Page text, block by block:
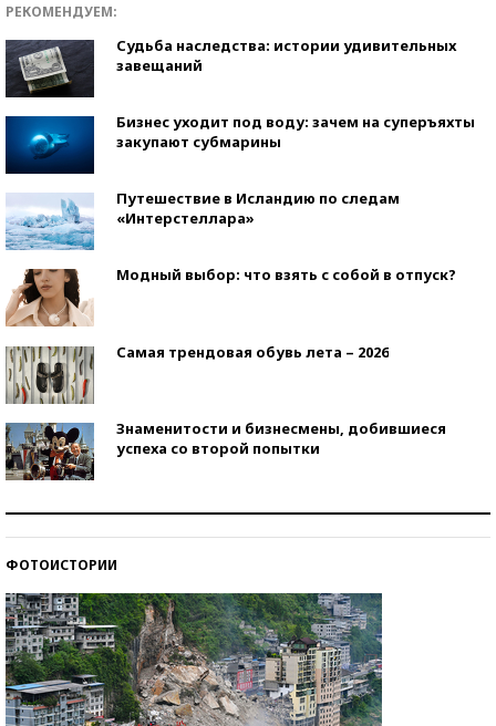
РЕКОМЕНДУЕМ:
Судьба наследства: истории удивительных
завещаний
Бизнес уходит под воду: зачем на суперъяхты
закупают субмарины
Путешествие в Исландию по следам
«Интерстеллара»
Модный выбор: что взять с собой в отпуск?
Самая трендовая обувь лета – 2026
Знаменитости и бизнесмены, добившиеся
успеха со второй попытки
ФОТОИСТОРИИ